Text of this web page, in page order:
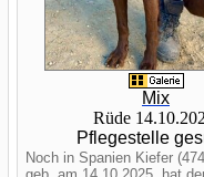
Mix
Rüde
Pflegestelle
Noch in Spanien Kiefer